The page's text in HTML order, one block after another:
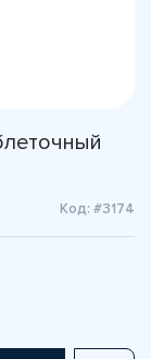
Код: #3174